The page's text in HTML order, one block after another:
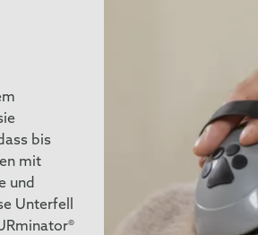
bis
mit
und
Unterfell